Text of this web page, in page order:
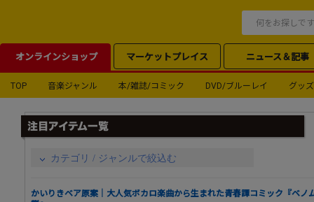
オンラインショップ マーケットプレイス ニュース＆記事
TOP 音楽ジャンル 本/雑誌/コミック DVD/ブルーレイ グッズ
カテゴリ / ジャンルで絞込む
かいりきベア原案｜大人気ボカロ楽曲から生まれた青春譚コミック『ベノ